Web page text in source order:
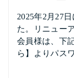
2025年2月27
た。リニュー
会員様は、下
ら】よりパス